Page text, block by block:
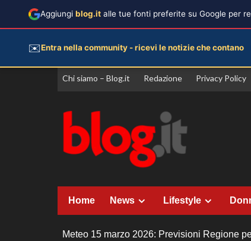
Vai
Chi siamo – Blog.it Redazione Privacy Policy
Home News Lifestyle
Meteo 15 marzo 2026: Previsioni Regione
Aggiungi blog.it alle tue fonti preferite su Google per
✉️Entra nella community - ricevi le notizie che contano